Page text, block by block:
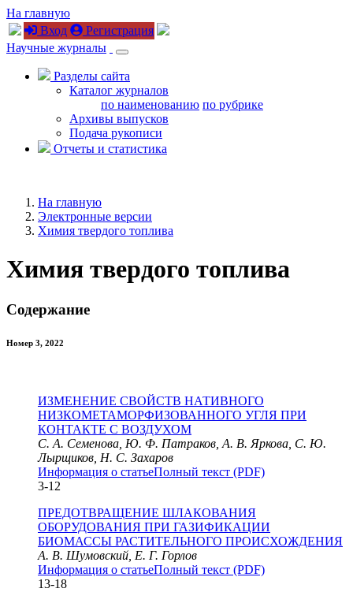
На главную
Вход
Регистрация
Научные журналы
Разделы сайта
Каталог журналов
по наименованию по рубрике
Архивы выпусков
Подача рукописи
Отчеты и статистика
На главную
Электронные версии
Химия твердого топлива
Химия твердого топлива
Содержание
Номер 3, 2022
ИЗМЕНЕНИЕ СВОЙСТВ НАТИВНОГО
НИЗКОМЕТАМОРФИЗОВАННОГО УГЛЯ ПРИ
КОНТАКТЕ С ВОЗДУХОМ
С. А. Семенова, Ю. Ф. Патраков, А. В. Яркова, С. Ю.
Лырщиков, Н. С. Захаров
Информация о статьеПолный текст (PDF)
3-12
ПРЕДОТВРАЩЕНИЕ ШЛАКОВАНИЯ
ОБОРУДОВАНИЯ ПРИ ГАЗИФИКАЦИИ
БИОМАССЫ РАСТИТЕЛЬНОГО ПРОИСХОЖДЕНИЯ
А. В. Шумовский, Е. Г. Горлов
Информация о статьеПолный текст (PDF)
13-18